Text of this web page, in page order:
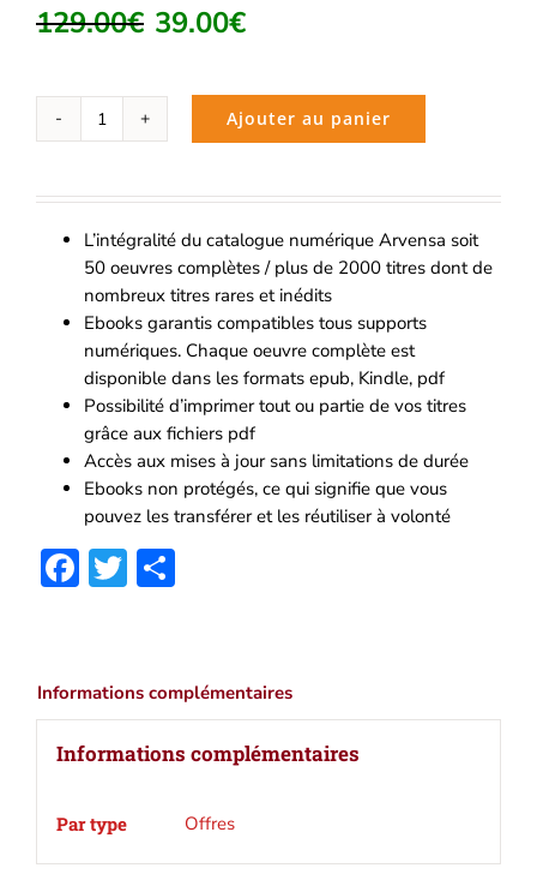
129.00€ Le
39.00€Le
39.00€.
quantité
et
philosophie
(plus
de
2000
titres/50
oeuvres
complètes)
|
Téléchargement
ePub,
PDF,
Kindle
Ajouter au panier
L’intégralité du catalogue numérique Arvensa soit
50 oeuvres complètes / plus de 2000 titres dont de
nombreux titres rares et inédits
Ebooks garantis compatibles tous supports
numériques. Chaque oeuvre complète est
disponible dans les formats epub, Kindle, pdf
Possibilité d’imprimer tout ou partie de vos titres
grâce aux fichiers pdf
Accès aux mises à jour sans limitations de durée
Ebooks non protégés, ce qui signifie que vous
pouvez les transférer et les réutiliser à volonté
Facebook
Twitter
Informations complémentaires
Informations complémentaires
Par type Offres